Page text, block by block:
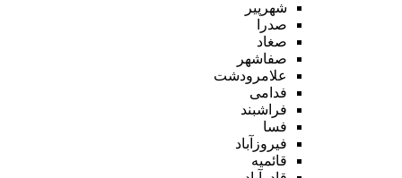
شهرپیر
صدرا
صغاد
صفاشهر
علامرودشت
فدامی
فراشبند
فسا
فیروزآباد
قائمیه